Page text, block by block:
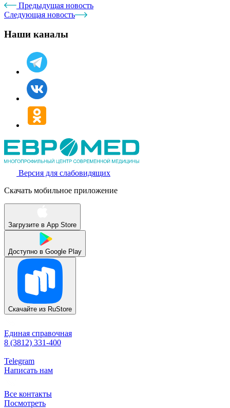
Предыдущая новость
Следующая новость
Наши каналы
Версия для слабовидящих
Скачать мобильное приложение
Загрузите в App Store
Доступно в Google Play
Скачайте из RuStore
Единая справочная
8 (3812) 331-400
Telegram
Написать нам
Все контакты
Посмотреть